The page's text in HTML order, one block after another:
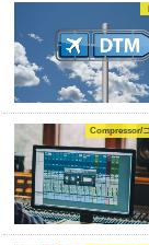
Compressor/